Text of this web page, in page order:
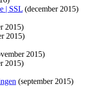
| SSL (december 2015)
2015)
2015)
2015)
2015)
(september 2015)